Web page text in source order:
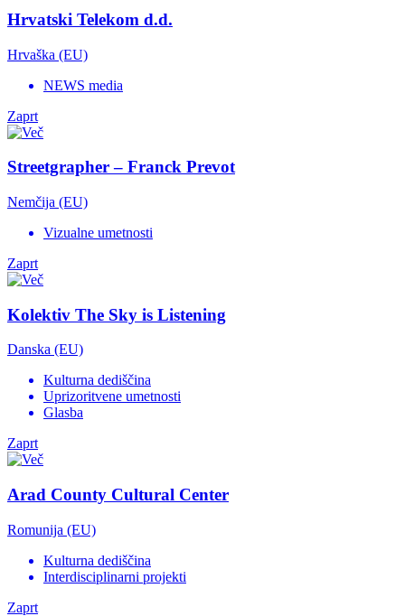
Hrvatski Telekom d.d.
Hrvaška (EU)
NEWS media
Zaprt
Streetgrapher – Franck Prevot
Nemčija (EU)
Vizualne umetnosti
Zaprt
Kolektiv The Sky is Listening
Danska (EU)
Kulturna dediščina
Uprizoritvene umetnosti
Glasba
Zaprt
Arad County Cultural Center
Romunija (EU)
Kulturna dediščina
Interdisciplinarni projekti
Zaprt